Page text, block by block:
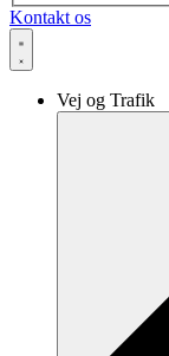
Kontakt os
Vej og Trafik